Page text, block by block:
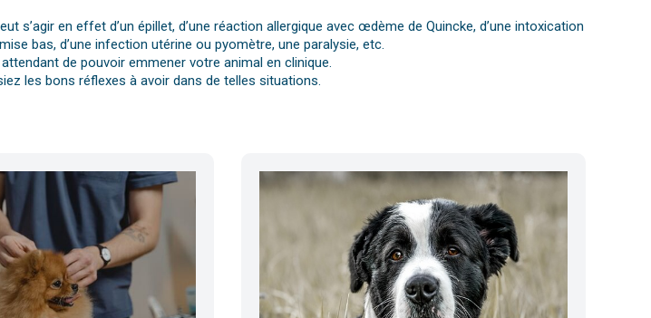
s’agir en effet d’un épillet, d’une réaction allergique avec œdème de Quincke, d’une intoxication
bas, d’une infection utérine ou pyomètre, une paralysie, etc.
de pouvoir emmener votre animal en clinique.
les bons réflexes à avoir dans de telles situations.